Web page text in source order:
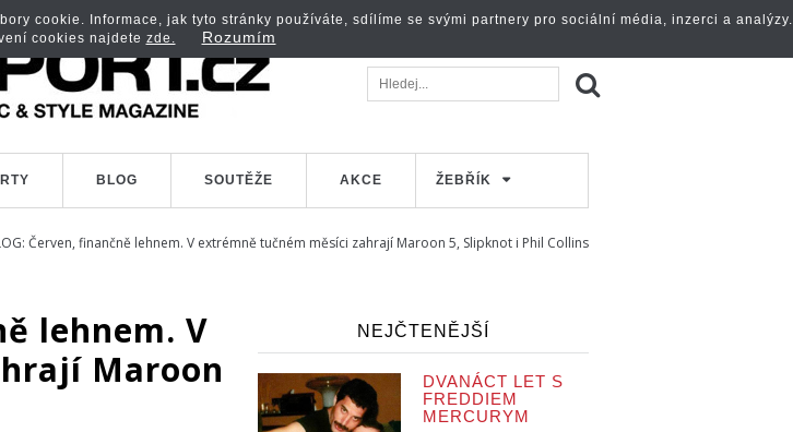
BLOG SOUTĚŽE AKCE ŽEBŘÍK
Červen, finančně lehnem. V extrémně tučném měsíci zahrají Maroon 5, Slipknot i Phil Collins
lehnem. V
Maroon
NEJČTENĚJŠÍ
DVANÁCT LET S
FREDDIEM
MERCURYM
cookie. Informace, jak tyto stránky používáte, sdílíme se svými partnery pro sociální média, inzerci a analýzy.
cookies najdete zde. Rozumím